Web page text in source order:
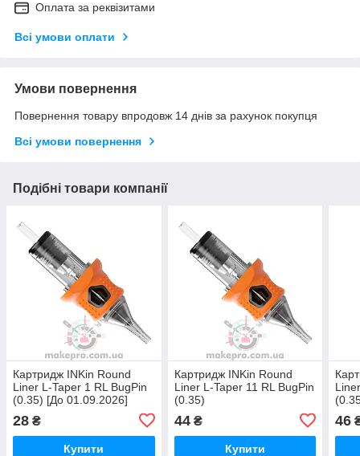
Оплата за реквізитами
Всі умови оплати
Умови повернення
Повернення товару впродовж 14 днів за рахунок покупця
Всі умови повернення
Подібні товари компанії
Картридж INKin Round
Liner L-Taper 1 RL BugPin
(0.35) [До 01.09.2026]
28 ₴
Купити
Картридж INKin Round
Liner L-Taper 11 RL BugPin
(0.35)
44₴
Купити
46